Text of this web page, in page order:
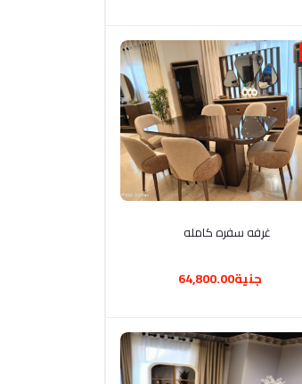
أضف إلى السلة
غرفه سفره كامله
جنية64,800.00